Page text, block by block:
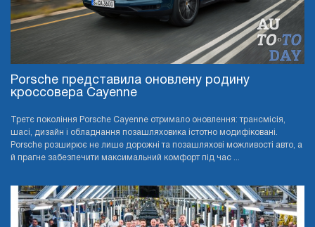
Porsche представила оновлену родину
кроссовера Cayenne
Третє покоління Porsche Cayenne отримало оновлення: трансмісія,
шасі, дизайн і обладнання позашляховика істотно модифіковані.
Porsche розширює не лише дорожні та позашляхові можливості авто, а
й прагне забезпечити максимальний комфорт під час ...